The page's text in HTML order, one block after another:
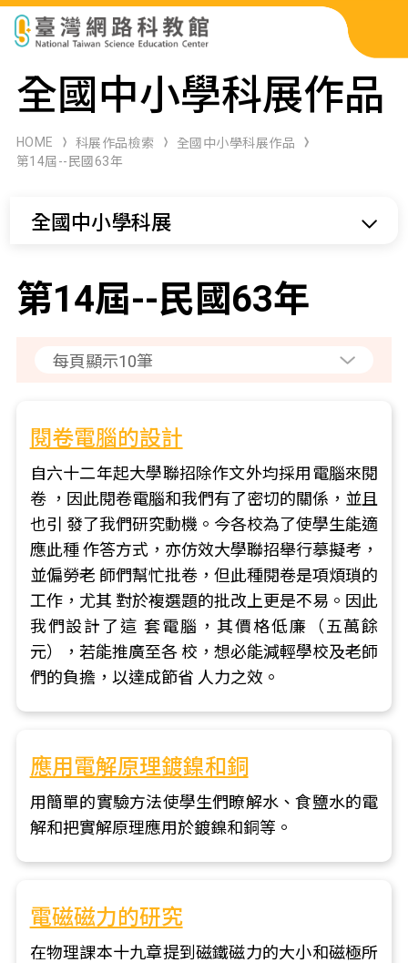
科展作品檢索
科學研習月刊
全國中小學科展作品
HOME 科展作品檢索
全國中小學科展作品
第14屆--民國63年
全國中小學科展
第14屆--民國63年
閱卷電腦的設計
自六十二年起大學聯招除作文外均採用電腦來閱
卷 ，因此閱卷電腦和我們有了密切的關係，並且
也引 發了我們研究動機。今各校為了使學生能適
應此種 作答方式，亦仿效大學聯招舉行摹擬考，
並偏勞老 師們幫忙批卷，但此種閱卷是項煩瑣的
工作，尤其 對於複選題的批改上更是不易。因此
我們設計了這 套電腦，其價格低廉（五萬餘
元），若能推廣至各 校，想必能減輕學校及老師
們的負擔，以達成節省 人力之效。
應用電解原理鍍鎳和銅
用簡單的實驗方法使學生們瞭解水、食鹽水的電
解和把實解原理應用於鍍鎳和銅等。
電磁磁力的研究
在物理課本十九章提到磁鐵磁力的大小和磁極所